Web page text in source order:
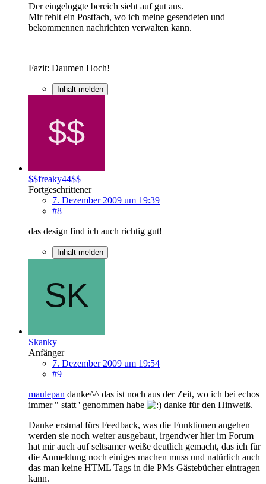
Der eingeloggte bereich sieht auf gut aus.
Mir fehlt ein Postfach, wo ich meine gesendeten und
bekommennen nachrichten verwalten kann.
Fazit: Daumen Hoch!
Inhalt melden
$$freaky44$$
Fortgeschrittener
7. Dezember 2009 um 19:39
#8
das design find ich auch richtig gut!
Inhalt melden
Skanky
Anfänger
7. Dezember 2009 um 19:54
#9
maulepan danke^^ das ist noch aus der Zeit, wo ich bei echos
immer " statt ' genommen habe
danke für den Hinweiß.
Danke erstmal fürs Feedback, was die Funktionen angehen
werden sie noch weiter ausgebaut, irgendwer hier im Forum
hat mir auch auf seltsamer weiße deutlich gemacht, das ich für
die Anmeldung noch einiges machen muss und natürlich auch
das man keine HTML Tags in die PMs Gästebücher eintragen
kann.